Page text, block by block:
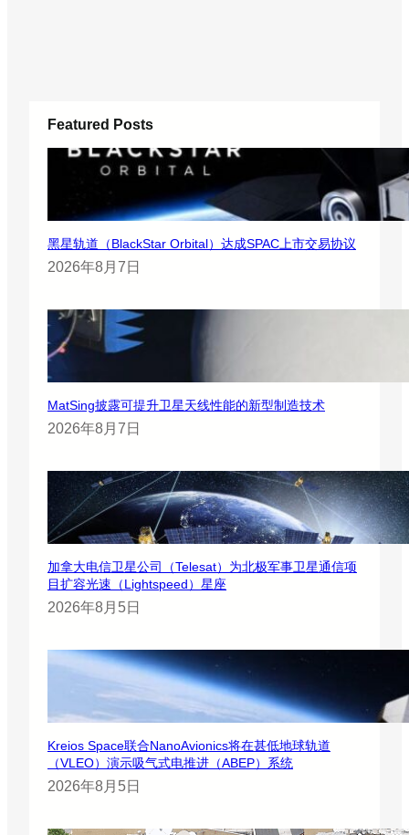
Featured Posts
黑星轨道（BlackStar Orbital）达成SPAC上市交易协议
2026年8月7日
MatSing披露可提升卫星天线性能的新型制造技术
2026年8月7日
加拿大电信卫星公司（Telesat）为北极军事卫星通信项
目扩容光速（Lightspeed）星座
2026年8月5日
Kreios Space联合NanoAvionics将在甚低地球轨道
（VLEO）演示吸气式电推进（ABEP）系统
2026年8月5日